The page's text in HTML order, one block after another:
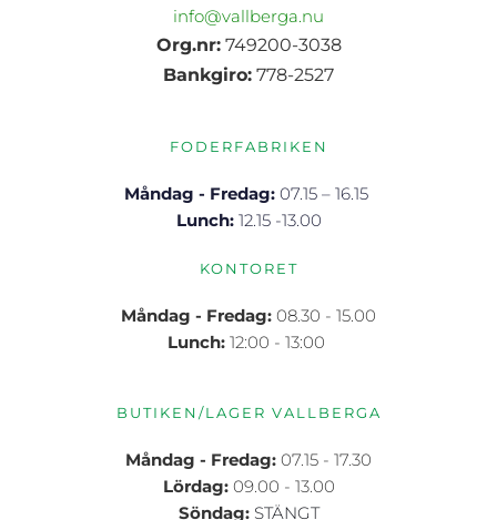
info@vallberga.nu
Org.nr: 749200-3038
Bankgiro: 778-2527
FODERFABRIKEN
Måndag - Fredag: 07.15 – 16.15
Lunch: 12.15 -13.00
KONTORET
Måndag - Fredag: 08.30 - 15.00
Lunch: 12:00 - 13:00
BUTIKEN/LAGER VALLBERGA
Måndag - Fredag: 07.15 - 17.30
Lördag: 09.00 - 13.00
Söndag: STÄNGT